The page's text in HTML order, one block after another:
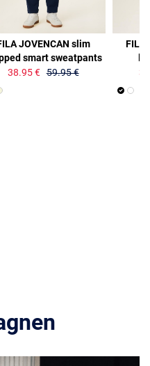
JOVENCAN slim
smart sweatpants
38.95 € 59.95 €
FILA